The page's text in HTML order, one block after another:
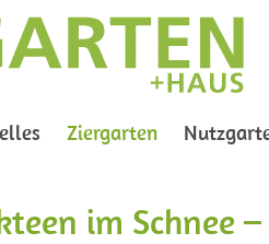
Ziergarten(current)
im Schnee